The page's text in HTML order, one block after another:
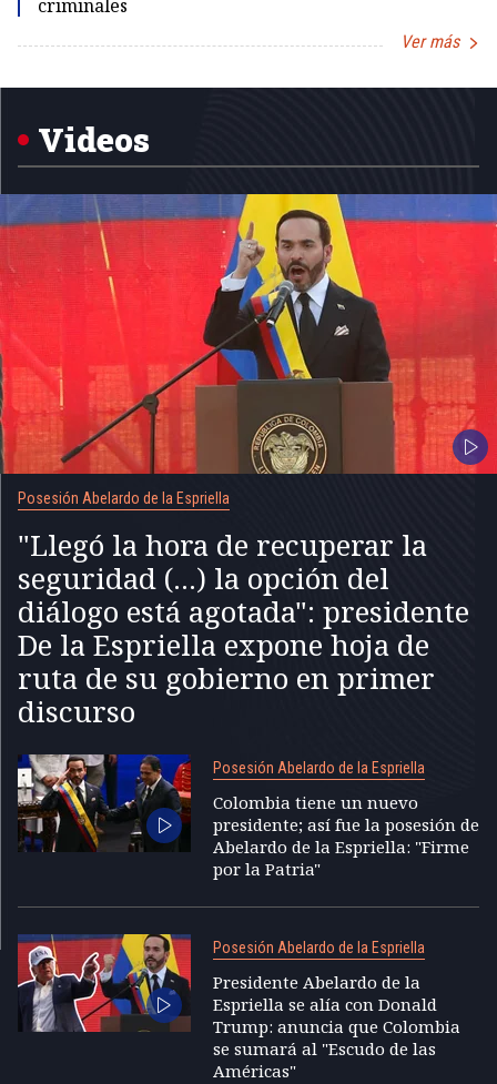
criminales
Ver más
1
Videos
Posesión Abelardo de la Espriella
"Llegó la hora de recuperar la
seguridad (...) la opción del
diálogo está agotada": presidente
De la Espriella expone hoja de
ruta de su gobierno en primer
discurso
Posesión Abelardo de la Espriella
Colombia tiene un nuevo
presidente; así fue la posesión de
Abelardo de la Espriella: "Firme
por la Patria"
Posesión Abelardo de la Espriella
Presidente Abelardo de la
Espriella se alía con Donald
Trump: anuncia que Colombia
se sumará al "Escudo de las
Américas"